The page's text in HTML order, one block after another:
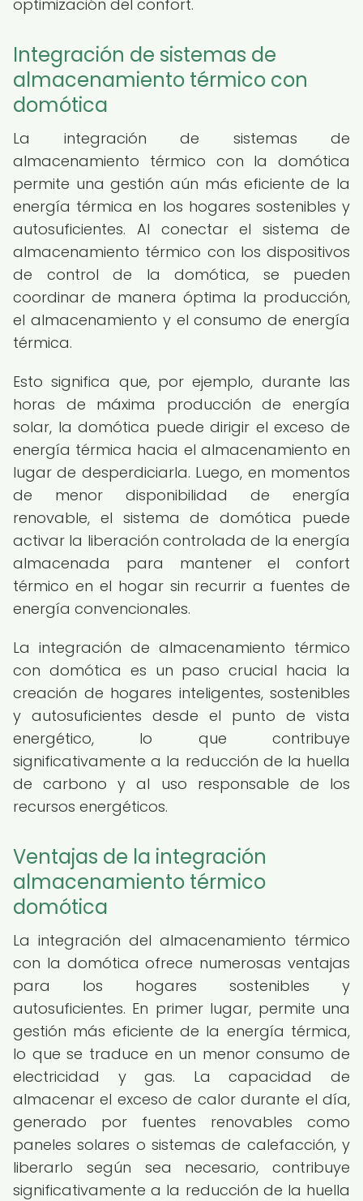
optimización del confort.
Integración de sistemas de
almacenamiento térmico con
domótica
La integración de sistemas de
almacenamiento térmico con la domótica
permite una gestión aún más eficiente de la
energía térmica en los hogares sostenibles y
autosuficientes. Al conectar el sistema de
almacenamiento térmico con los dispositivos
de control de la domótica, se pueden
coordinar de manera óptima la producción,
el almacenamiento y el consumo de energía
térmica.
Esto significa que, por ejemplo, durante las
horas de máxima producción de energía
solar, la domótica puede dirigir el exceso de
energía térmica hacia el almacenamiento en
lugar de desperdiciarla. Luego, en momentos
de menor disponibilidad de energía
renovable, el sistema de domótica puede
activar la liberación controlada de la energía
almacenada para mantener el confort
térmico en el hogar sin recurrir a fuentes de
energía convencionales.
La integración de almacenamiento térmico
con domótica es un paso crucial hacia la
creación de hogares inteligentes, sostenibles
y autosuficientes desde el punto de vista
energético, lo que contribuye
significativamente a la reducción de la huella
de carbono y al uso responsable de los
recursos energéticos.
Ventajas de la integración
almacenamiento térmico
domótica
La integración del almacenamiento térmico
con la domótica ofrece numerosas ventajas
para los hogares sostenibles y
autosuficientes. En primer lugar, permite una
gestión más eficiente de la energía térmica,
lo que se traduce en un menor consumo de
electricidad y gas. La capacidad de
almacenar el exceso de calor durante el día,
generado por fuentes renovables como
paneles solares o sistemas de calefacción, y
liberarlo según sea necesario, contribuye
significativamente a la reducción de la huella